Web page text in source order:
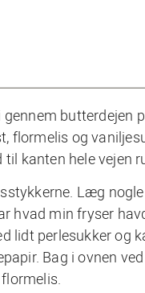
butterdejen
flormelis og
kanten hele vejen
Læg
hvad min fryser
lidt perlesukker og
Bag i ovnen